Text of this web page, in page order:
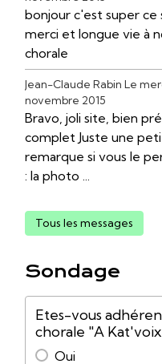
bonjour c'est super ce
merci et longue vie à
chorale
Jean-Claude Rabin Le
novembre 2015
Bravo, joli site, bien
complet Juste une
remarque si vous le
: la photo ...
Tous les messages
Sondage
Etes-vous
chorale "A
Oui